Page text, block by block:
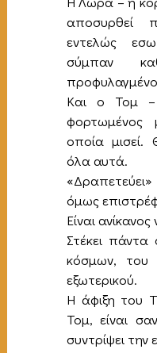
αποσυρθεί
εντελώς
σύμπαν
Και ο Τομ –
φορτωμένος
οποία μισεί.
όλα αυτά.
όμως
Είναι
Στέκει
κόσμων, του
εξωτερικού.
Η άφιξη του
Τομ, είναι
συντρίψει την